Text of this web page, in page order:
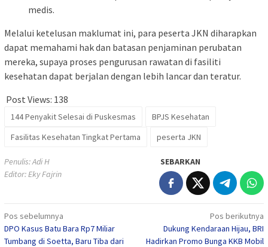
medis.
Melalui ketelusan maklumat ini, para peserta JKN diharapkan
dapat memahami hak dan batasan penjaminan perubatan
mereka, supaya proses pengurusan rawatan di fasiliti
kesehatan dapat berjalan dengan lebih lancar dan teratur.
Post Views: 138
144 Penyakit Selesai di Puskesmas
BPJS Kesehatan
Fasilitas Kesehatan Tingkat Pertama
peserta JKN
Penulis: Adi H
Editor: Eky Fajrin
SEBARKAN
Navigasi
pos
Pos sebelumnya
DPO Kasus Batu Bara Rp7 Miliar
Tumbang di Soetta, Baru Tiba dari
Pos berikutnya
Dukung Kendaraan Hijau, BRI
Hadirkan Promo Bunga KKB Mobil